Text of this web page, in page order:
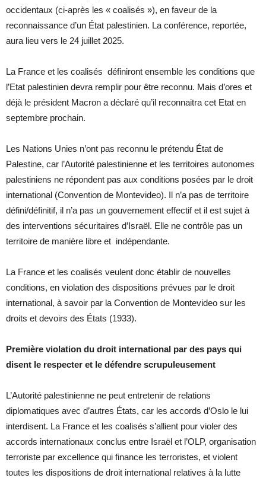
occidentaux (ci-après les « coalisés »), en faveur de la
reconnaissance d’un État palestinien. La conférence, reportée,
aura lieu vers le 24 juillet 2025.
La France et les coalisés définiront ensemble les conditions que
l’Etat palestinien devra remplir pour être reconnu. Mais d’ores et
déjà le président Macron a déclaré qu’il reconnaitra cet Etat en
septembre prochain.
Les Nations Unies n’ont pas reconnu le prétendu État de
Palestine, car l’Autorité palestinienne et les territoires autonomes
palestiniens ne répondent pas aux conditions posées par le droit
international (Convention de Montevideo). Il n’a pas de territoire
défini/définitif, il n’a pas un gouvernement effectif et il est sujet à
des interventions sécuritaires d’Israël. Elle ne contrôle pas un
territoire de manière libre et indépendante.
La France et les coalisés veulent donc établir de nouvelles
conditions, en violation des dispositions prévues par le droit
international, à savoir par la Convention de Montevideo sur les
droits et devoirs des États (1933).
Première violation du droit international par des pays qui
disent le respecter et le défendre scrupuleusement
L’Autorité palestinienne ne peut entretenir de relations
diplomatiques avec d’autres États, car les accords d’Oslo le lui
interdisent. La France et les coalisés s’allient pour violer des
accords internationaux conclus entre Israël et l’OLP, organisation
terroriste par excellence qui finance les terroristes, et violent
toutes les dispositions de droit international relatives à la lutte